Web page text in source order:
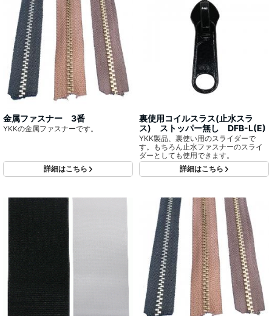
金属ファスナー 3番
YKKの金属ファスナーです。
詳細はこちら
裏使用コイルスラス(止水スラ
ス) ストッパー無し DFB-L(E)
YKK製品、裏使い用のスライダーで
す。もちろん止水ファスナーのスライ
ダーとしても使用できます。
詳細はこちら